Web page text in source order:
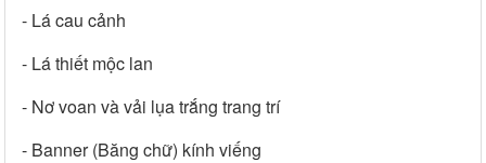
- Lá cau cảnh
- Lá thiết mộc lan
- Nơ voan và vải lụa trắng trang trí
- Banner (Băng chữ) kính viếng